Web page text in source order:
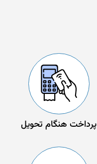
پرداخت هنگام تحویل